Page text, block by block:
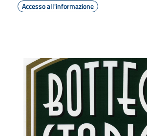
Accesso all'informazione